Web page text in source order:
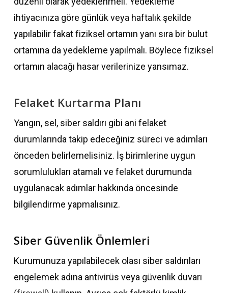
ihtiyacınıza göre günlük veya haftalık şekilde
yapılabilir fakat fiziksel ortamın yanı sıra bir bulut
ortamına da yedekleme yapılmalı. Böylece fiziksel
ortamın alacağı hasar verilerinize yansımaz.
Felaket Kurtarma Planı
Yangın, sel, siber saldırı gibi ani felaket
durumlarında takip edeceğiniz süreci ve adımları
önceden belirlemelisiniz. İş birimlerine uygun
sorumlulukları atamalı ve felaket durumunda
uygulanacak adımlar hakkında öncesinde
bilgilendirme yapmalısınız.
Siber Güvenlik Önlemleri
Kurumunuza yapılabilecek olası siber saldırıları
engelemek adına antivirüs veya güvenlik duvarı